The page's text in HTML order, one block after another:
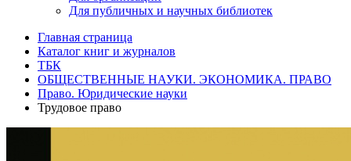
Для публичных и научных библиотек
Главная страница
Каталог книг и журналов
ТБК
ОБЩЕСТВЕННЫЕ НАУКИ. ЭКОНОМИКА. ПРАВО
Право. Юридические науки
Трудовое право